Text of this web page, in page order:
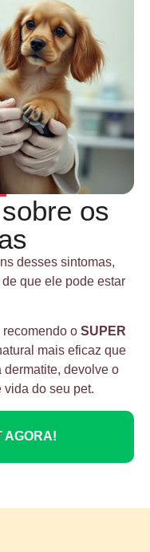
os
desses sintomas,
que ele pode estar
recomendo o SUPER
mais eficaz que
devolve o
do seu pet.
AGORA!